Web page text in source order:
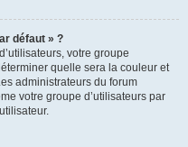
défaut » ?
votre groupe
quelle sera la couleur et
administrateurs du forum
votre groupe d’utilisateurs par